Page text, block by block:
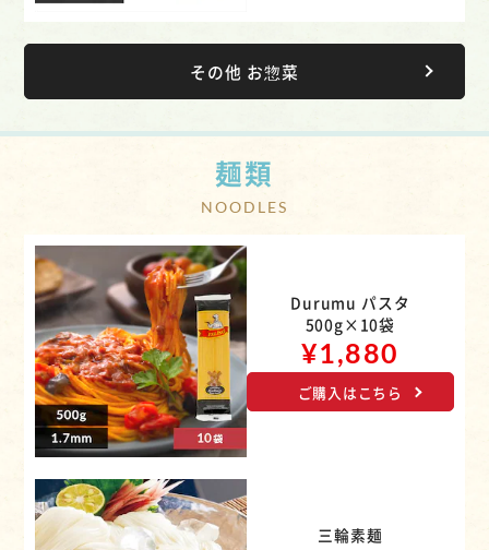
その他 お惣菜
麺類
Durumu パスタ
500g×10袋
¥1,880
ご購入はこちら
三輪素麺